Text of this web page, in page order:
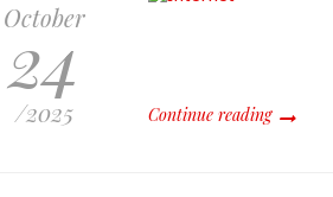
October
24
/2025 Continue reading